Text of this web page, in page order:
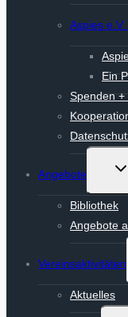
Aspies
Ein
Spenden
Angebote
Bibliothek
Angebote
Vereinsaktivitäten
Aktuelles